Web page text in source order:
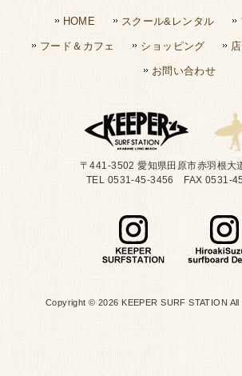
HOME スクール&レンタル
フード＆カフェ ショッピング
お問い合わせ
〒441-3502 愛知県田原市赤羽根大
TEL 0531-45-3456 FAX 0531-
Copyright © 2026 KEEPER SURF STATION